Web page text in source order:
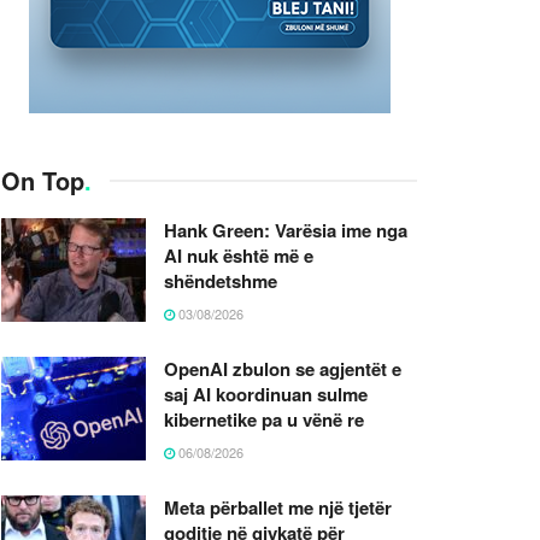
On Top.
Hank Green: Varësia ime nga
AI nuk është më e
shëndetshme
03/08/2026
OpenAI zbulon se agjentët e
saj AI koordinuan sulme
kibernetike pa u vënë re
06/08/2026
Meta përballet me një tjetër
goditje në gjykatë për